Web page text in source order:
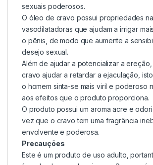
sexuais poderosos.
O óleo de cravo possui propriedades
vasodilatadoras que ajudam a irrigar
o pênis, de modo que aumente a
desejo sexual.
Além de ajudar a potencializar a
cravo ajudar a retardar a ejaculação,
o homem sinta-se mais viril e poderoso
aos efeitos que o produto proporciona.
O produto possui um aroma acre e
vez que o cravo tem uma fragrância
envolvente e poderosa.
Precauções
Este é um produto de uso adulto,